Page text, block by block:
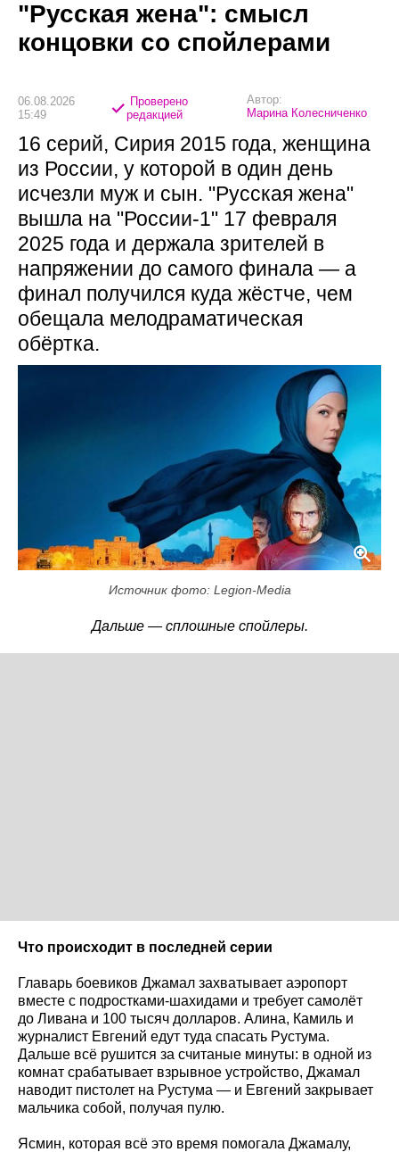
"Русская жена": смысл
концовки со спойлерами
06.08.2026
15:49
Проверено
редакцией
Автор:
Марина Колесниченко
16 серий, Сирия 2015 года, женщина
из России, у которой в один день
исчезли муж и сын. "Русская жена"
вышла на "России-1" 17 февраля
2025 года и держала зрителей в
напряжении до самого финала — а
финал получился куда жёстче, чем
обещала мелодраматическая
обёртка.
Источник фото: Legion-Media
Дальше — сплошные спойлеры.
Что происходит в последней серии
Главарь боевиков Джамал захватывает аэропорт
вместе с подростками-шахидами и требует самолёт
до Ливана и 100 тысяч долларов. Алина, Камиль и
журналист Евгений едут туда спасать Рустума.
Дальше всё рушится за считаные минуты: в одной из
комнат срабатывает взрывное устройство, Джамал
наводит пистолет на Рустума — и Евгений закрывает
мальчика собой, получая пулю.
Ясмин, которая всё это время помогала Джамалу,